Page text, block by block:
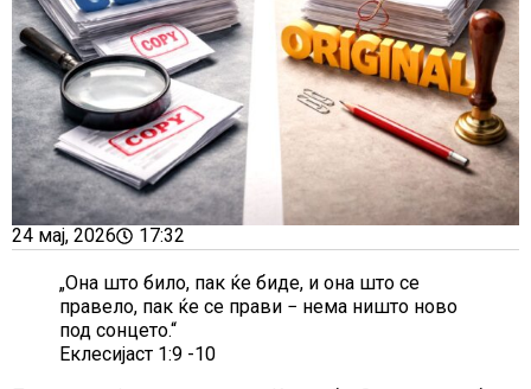
24 мај, 2026 17:32
„Она што било, пак ќе биде, и она што се
правело, пак ќе се прави − нема ништо ново
под сонцето.“
Еклесијаст 1:9 -10